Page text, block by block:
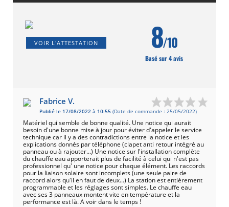
VOIR L'ATTESTATION 8/10
Basé sur 4 avis
Fabrice V.
Publié le 17/08/2022 à 10:55 (Date de commande : 25/05/2022)
Matériel qui semble de bonne qualité. Une notice qui aurait
besoin d'une bonne mise à jour pour éviter d'appeler le service
technique car il y a des contradictions entre la notice et les
explications donnés par téléphone (clapet anti retour intégré au
panneau ou à rajouter...) Une notice sur l'installation complète
du chauffe eau apporterait plus de facilité à celui qui n'est pas
professionnel qu' une notice pour chaque élément. Les raccords
pour la liaison solaire sont incomplets (une seule paire de
raccord alors qu'il en faut de deux...) La station est entièrement
programmable et les réglages sont simples. Le chauffe eau
avec ses 3 panneaux montent vite en température et la
performance est là. A voir dans le temps !